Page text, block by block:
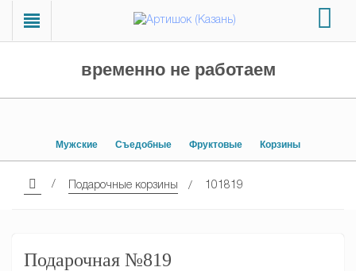
временно не работаем
Мужские Съедобные Фруктовые Корзины
Подарочные корзины 101819
Подарочная №819